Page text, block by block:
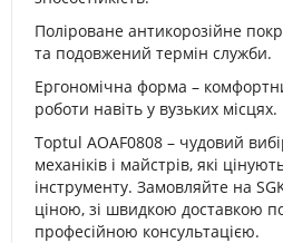
Поліроване антикорозійне
та подовжений термін служби.
Ергономічна форма –
роботи навіть у вузьких місцях.
Toptul AOAF0808 – чудовий
механіків і майстрів, які
інструменту. Замовляйте на
ціною, зі швидкою доставкою
професійною консультацією.